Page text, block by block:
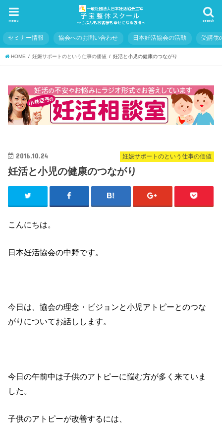
search
menu
セミナー情報 協会へのお問い合わせ 日本妊活協会の活動 受講生
HOME 妊娠サポートのという仕事の価値 妊活と小児の健康のつながり
妊娠サポートのという仕事の価値
2016.10.24
妊活と小児の健康のつながり
こんにちは。
日本妊活協会の中野です。
今日は、協会の理念・ビジョンと小児アトピーとのつな
がりについてお話しします。
今日の午前中は子供のアトピーに悩む方が多く来ていま
した。
子供のアトピーが改善するには、